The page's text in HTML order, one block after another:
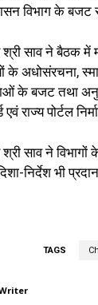
विभाग के बजट
श्री साव ने बैठक
के अधोसंरचना,
के बजट तथा
राज्य पोर्टल
श्री साव ने
निर्देश भी
TAGS